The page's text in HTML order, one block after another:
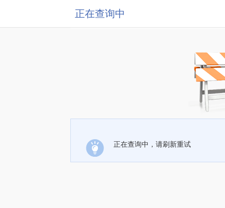
正在查询中
正在查询中，请刷新重试